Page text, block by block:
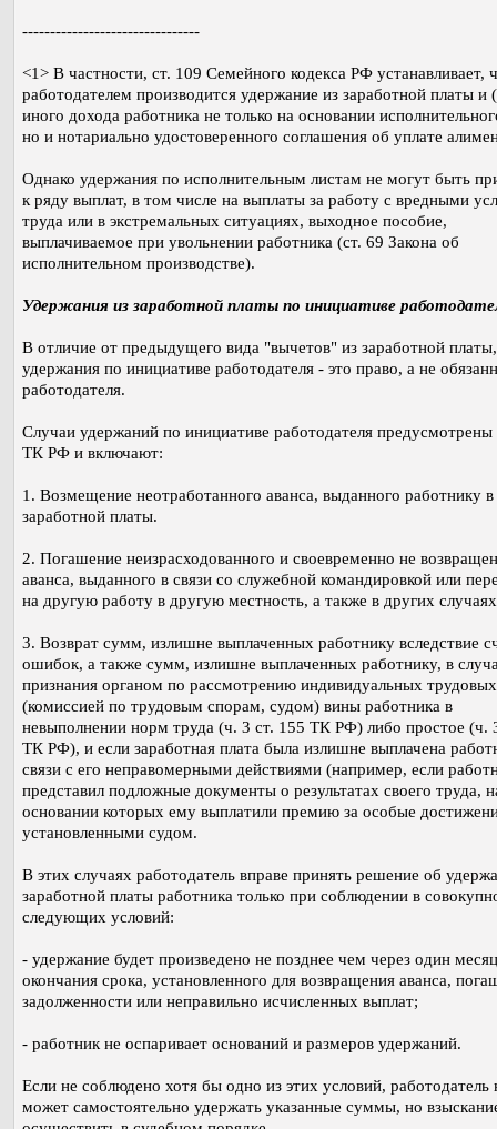
--------------------------------
<1> В частности, ст. 109 Семейного кодекса РФ устанавливает,
работодателем производится удержание из заработной платы и
иного дохода работника не только на основании
но и нотариально удостоверенного соглашения об уплате
Однако удержания по исполнительным листам не могут быть
к ряду выплат, в том числе на выплаты за работу с вредными
труда или в экстремальных ситуациях, выходное пособие,
выплачиваемое при увольнении работника (ст. 69 Закона об
исполнительном производстве).
Удержания из заработной платы по инициативе
В отличие от предыдущего вида "вычетов" из заработной платы,
удержания по инициативе работодателя - это право, а не
работодателя.
Случаи удержаний по инициативе работодателя предусмотрены
ТК РФ и включают:
1. Возмещение неотработанного аванса, выданного работнику в
заработной платы.
2. Погашение неизрасходованного и своевременно не
аванса, выданного в связи со служебной командировкой или
на другую работу в другую местность, а также в других
3. Возврат сумм, излишне выплаченных работнику вследствие
ошибок, а также сумм, излишне выплаченных работнику, в
признания органом по рассмотрению индивидуальных
(комиссией по трудовым спорам, судом) вины работника в
невыполнении норм труда (ч. 3 ст. 155 ТК РФ) либо простое (ч.
ТК РФ), и если заработная плата была излишне выплачена
связи с его неправомерными действиями (например, если
представил подложные документы о результатах своего труда,
основании которых ему выплатили премию за особые
установленными судом.
В этих случаях работодатель вправе принять решение об
заработной платы работника только при соблюдении в
следующих условий:
- удержание будет произведено не позднее чем через один
окончания срока, установленного для возвращения аванса,
задолженности или неправильно исчисленных выплат;
- работник не оспаривает оснований и размеров удержаний.
Если не соблюдено хотя бы одно из этих условий, работодатель
может самостоятельно удержать указанные суммы, но